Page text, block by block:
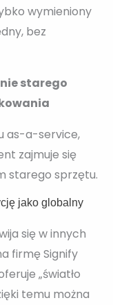
wymieniony
bez
starego
as-a-service,
zajmuje się
starego sprzętu.
jako globalny
się w innych
firmę Signify
„światło
temu można